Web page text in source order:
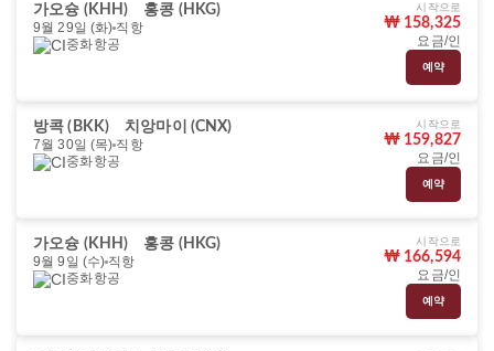
가오슝 (KHH)
홍콩 (HKG)
9월 29일 (화) 직항
중화항공
시작으로
₩ 158,325
요금/인
예약
방콕 (BKK)
치앙마이 (CNX)
7월 30일 (목) 직항
중화항공
시작으로
₩ 159,827
요금/인
예약
가오슝 (KHH)
홍콩 (HKG)
9월 9일 (수) 직항
중화항공
시작으로
₩ 166,594
요금/인
예약